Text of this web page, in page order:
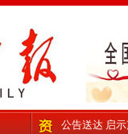
公告送达 启